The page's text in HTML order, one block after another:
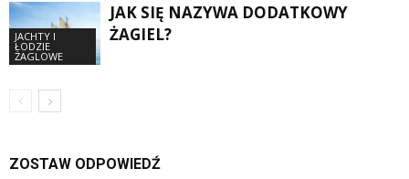
JACHTY I
ŁODZIE
ŻAGLOWE
JAK SIĘ NAZYWA DODATKOWY
ŻAGIEL?
ZOSTAW ODPOWIEDŹ